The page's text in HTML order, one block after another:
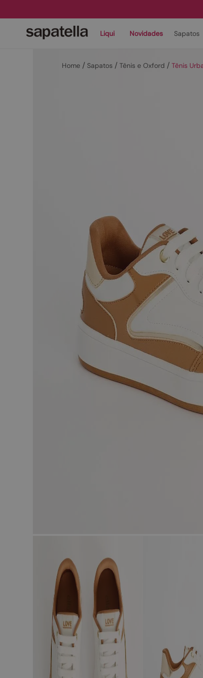
Liqui Novidades Sapatos
Sapatos Tênis e Oxford Tênis